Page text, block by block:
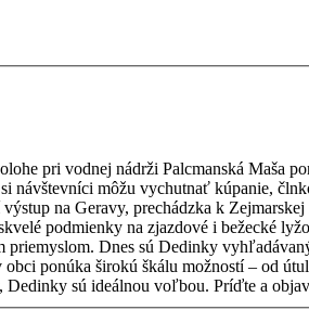
pri vodnej nádrži Palcmanská Maša
na Geravy, prechádzka k Zejmarskej
podmienky na zjazdové i bežecké
miesto na oddych v lone prírody, Dedinky sú ideálnou